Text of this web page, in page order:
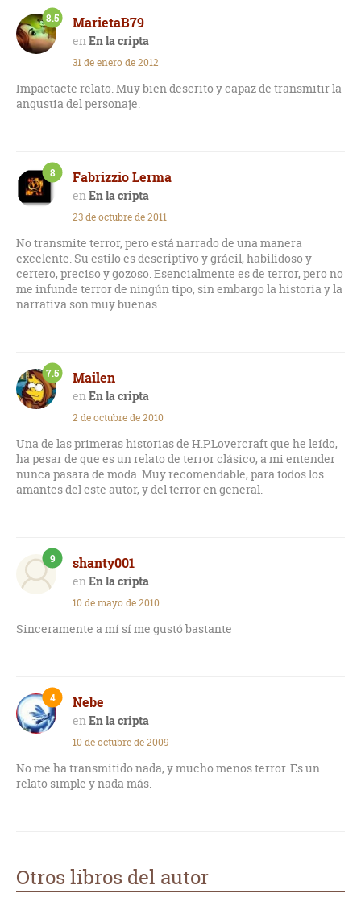
MarietaB79
En la cripta
8.5
31 de enero de 2012
Impactacte relato. Muy bien descrito y capaz de transmitir la
angustia del personaje.
Fabrizzio Lerma
En la cripta
8
23 de octubre de 2011
No transmite terror, pero está narrado de una manera
excelente. Su estilo es descriptivo y grácil, habilidoso y
certero, preciso y gozoso. Esencialmente es de terror, pero no
me infunde terror de ningún tipo, sin embargo la historia y la
narrativa son muy buenas.
Mailen
En la cripta
7.5
2 de octubre de 2010
Una de las primeras historias de H.P.Lovercraft que he leído,
ha pesar de que es un relato de terror clásico, a mi entender
nunca pasara de moda. Muy recomendable, para todos los
amantes del este autor, y del terror en general.
shanty001
En la cripta
9
10 de mayo de 2010
Sinceramente a mí sí me gustó bastante
Nebe
En la cripta
4
10 de octubre de 2009
No me ha transmitido nada, y mucho menos terror. Es un
relato simple y nada más.
Otros libros del autor